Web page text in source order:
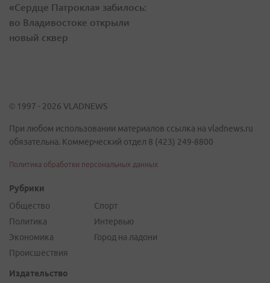
«Сердце Патрокла» забилось:
во Владивостоке открыли
новый сквер
© 1997 - 2026 VLADNEWS
При любом использовании материалов ссылка на vladnews.ru
обязательна. Коммерческий отдел 8 (423) 249-8800
Политика обработки персональных данных
Рубрики
Общество
Политика
Экономика
Происшествия
Спорт
Интервью
Город на ладони
Издательство